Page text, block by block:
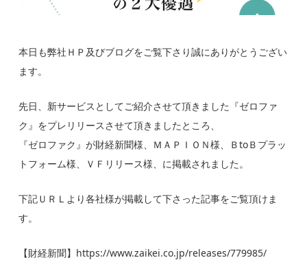
本日も弊社ＨＰ及びブログをご覧下さり誠にありがとうござい
ます。
先日、新サービスとしてご紹介させて頂きました『ゼロファ
ク』をプレリリースさせて頂きましたところ、
『ゼロファク』が財経新聞様、ＭＡＰＩＯＮ様、ＢtoＢプラッ
トフォーム様、ＶＦリリース様、に掲載されました。
下記ＵＲＬより各社様が掲載して下さった記事をご覧頂けま
す。
【財経新聞】 https://www.zaikei.co.jp/releases/779985/